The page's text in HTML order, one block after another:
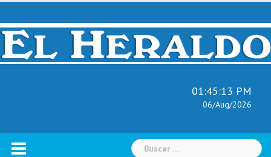
Skip
content
01:45:14 PM
06/Aug/2026
Buscar: